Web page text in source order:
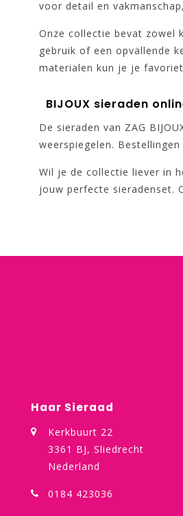
voor detail en
Onze collectie bevat zowel
gebruik of een opvallende
materialen kun je je
BIJOUX sieraden
De sieraden van ZAG
weerspiegelen.
Wil je de collectie liever in
jouw perfecte sieradenset.
Haar Sieraad
Kerkbuurt 22
3361 BJ, Sliedrecht
Nederland
0184 423036